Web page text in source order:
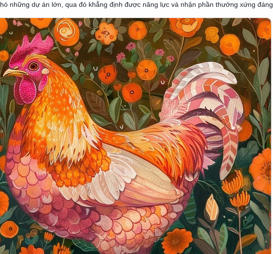
những dự án lớn, qua đó khẳng định được năng lực và nhận phần thưởng xứng đáng.